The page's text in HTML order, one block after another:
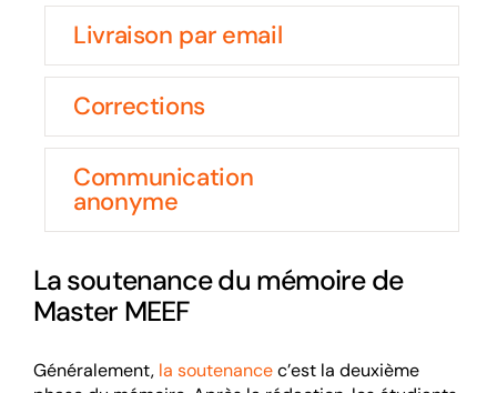
Livraison par email
Corrections
Communication
anonyme
La soutenance du mémoire de
Master MEEF
Généralement, la soutenancec’est la deuxième